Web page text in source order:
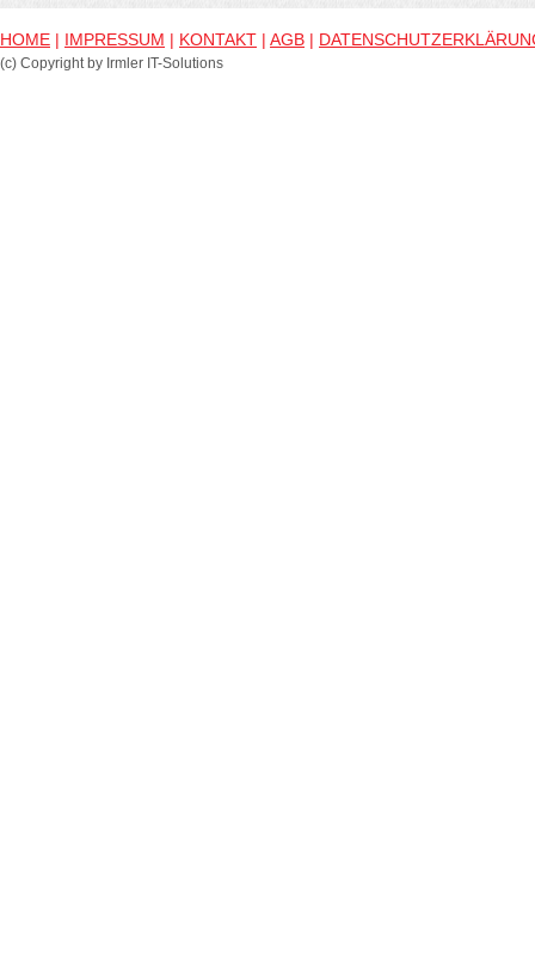
HOME | IMPRESSUM | KONTAKT | AGB |
(c) Copyright by Irmler IT-Solutions